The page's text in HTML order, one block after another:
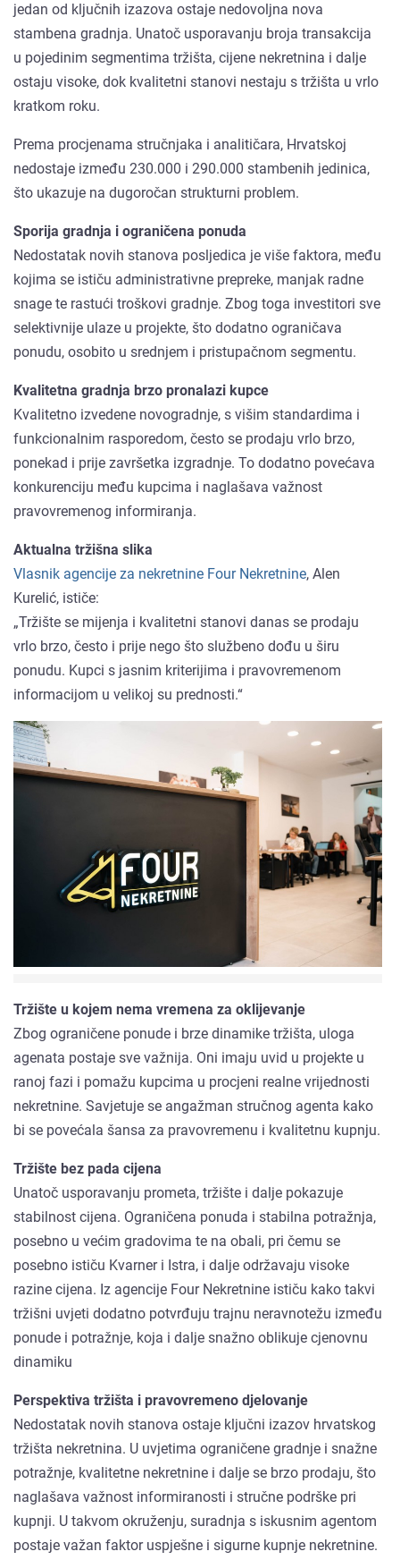
jedan od ključnih izazova ostaje nedovoljna nova
stambena gradnja. Unatoč usporavanju broja transakcija
u pojedinim segmentima tržišta, cijene nekretnina i dalje
ostaju visoke, dok kvalitetni stanovi nestaju s tržišta u vrlo
kratkom roku.
Prema procjenama stručnjaka i analitičara, Hrvatskoj
nedostaje između 230.000 i 290.000 stambenih jedinica,
što ukazuje na dugoročan strukturni problem.
Sporija gradnja i ograničena ponuda
Nedostatak novih stanova posljedica je više faktora, među
kojima se ističu administrativne prepreke, manjak radne
snage te rastući troškovi gradnje. Zbog toga investitori sve
selektivnije ulaze u projekte, što dodatno ograničava
ponudu, osobito u srednjem i pristupačnom segmentu.
Kvalitetna gradnja brzo pronalazi kupce
Kvalitetno izvedene novogradnje, s višim standardima i
funkcionalnim rasporedom, često se prodaju vrlo brzo,
ponekad i prije završetka izgradnje. To dodatno povećava
konkurenciju među kupcima i naglašava važnost
pravovremenog informiranja.
Aktualna tržišna slika
Vlasnik agencije za nekretnine Four Nekretnine, Alen
Kurelić, ističe:
„Tržište se mijenja i kvalitetni stanovi danas se prodaju
vrlo brzo, često i prije nego što službeno dođu u širu
ponudu. Kupci s jasnim kriterijima i pravovremenom
informacijom u velikoj su prednosti.“
Tržište u kojem nema vremena za oklijevanje
Zbog ograničene ponude i brze dinamike tržišta, uloga
agenata postaje sve važnija. Oni imaju uvid u projekte u
ranoj fazi i pomažu kupcima u procjeni realne vrijednosti
nekretnine. Savjetuje se angažman stručnog agenta kako
bi se povećala šansa za pravovremenu i kvalitetnu kupnju.
Tržište bez pada cijena
Unatoč usporavanju prometa, tržište i dalje pokazuje
stabilnost cijena. Ograničena ponuda i stabilna potražnja,
posebno u većim gradovima te na obali, pri čemu se
posebno ističu Kvarner i Istra, i dalje održavaju visoke
razine cijena. Iz agencije Four Nekretnine ističu kako takvi
tržišni uvjeti dodatno potvrđuju trajnu neravnotežu između
ponude i potražnje, koja i dalje snažno oblikuje cjenovnu
dinamiku
Perspektiva tržišta i pravovremeno djelovanje
Nedostatak novih stanova ostaje ključni izazov hrvatskog
tržišta nekretnina. U uvjetima ograničene gradnje i snažne
potražnje, kvalitetne nekretnine i dalje se brzo prodaju, što
naglašava važnost informiranosti i stručne podrške pri
kupnji. U takvom okruženju, suradnja s iskusnim agentom
postaje važan faktor uspješne i sigurne kupnje nekretnine.